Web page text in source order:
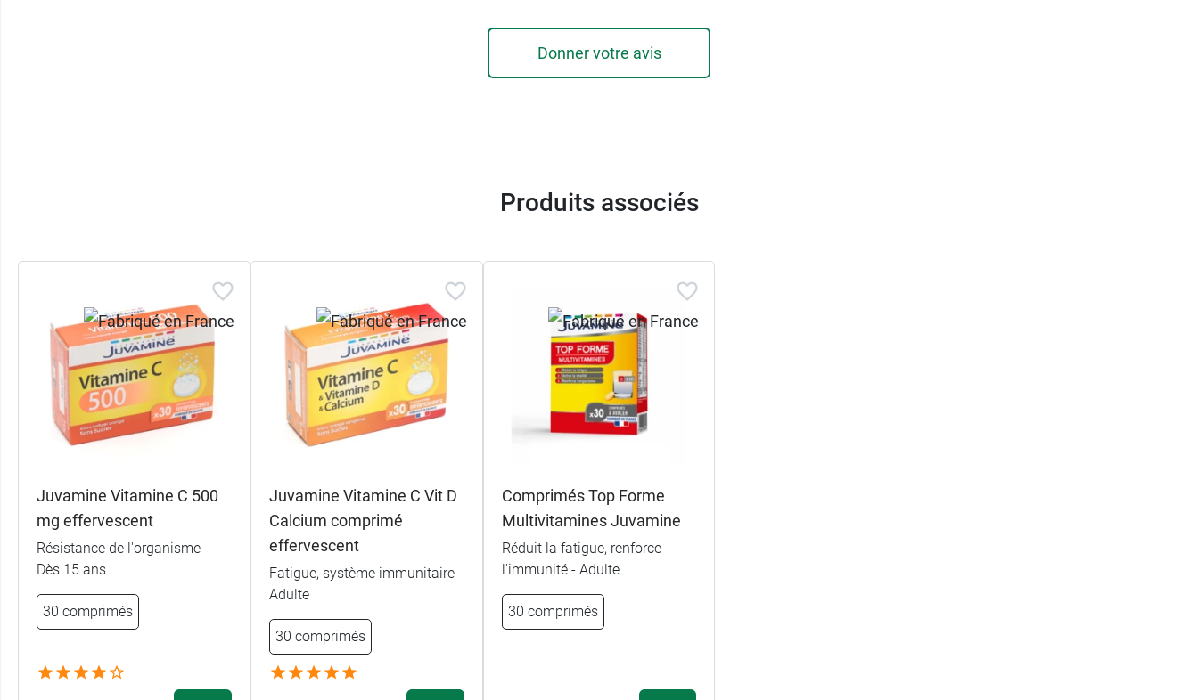
Donner votre avis
Produits associés
Juvamine Vitamine C 500
mg effervescent
Résistance de l'organisme -
Dès 15 ans
30 comprimés
Juvamine Vitamine C Vit D
Calcium comprimé
effervescent
Fatigue, système immunitaire -
Adulte
30 comprimés
Comprimés Top Forme
Multivitamines Juvamine
Réduit la fatigue, renforce
l'immunité - Adulte
30 comprimés